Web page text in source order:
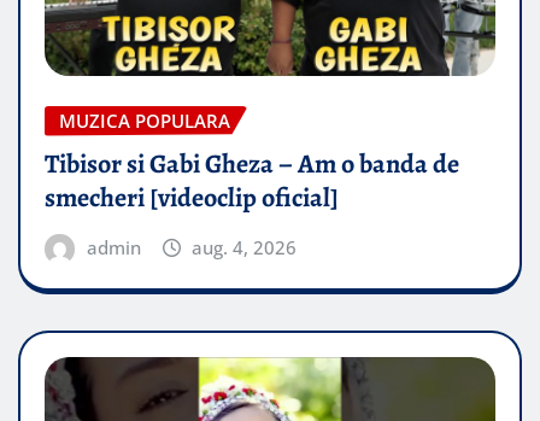
MUZICA POPULARA
Tibisor si Gabi Gheza – Am o banda de
smecheri [videoclip oficial]
admin aug. 4, 2026